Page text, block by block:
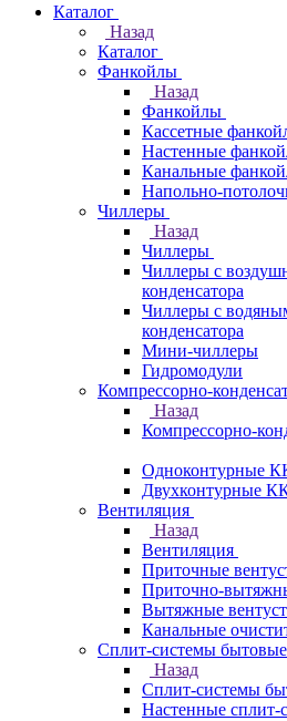
Каталог
Назад
Каталог
Фанкойлы
Назад
Фанкойлы
Кассетные
Настенные
Канальные
Напольно-
Чиллеры
Назад
Чиллеры
Чиллеры с
конденсатора
Чиллеры с
конденсатора
Мини-чиллеры
Гидромодули
Компрессорно-
Назад
Компрессорно-
Одноконтурные
Двухконтурные
Вентиляция
Назад
Вентиляция
Приточные
Приточно-
Вытяжные
Канальные
Сплит-системы бытовые
Назад
Сплит-системы
Настенные сплит-